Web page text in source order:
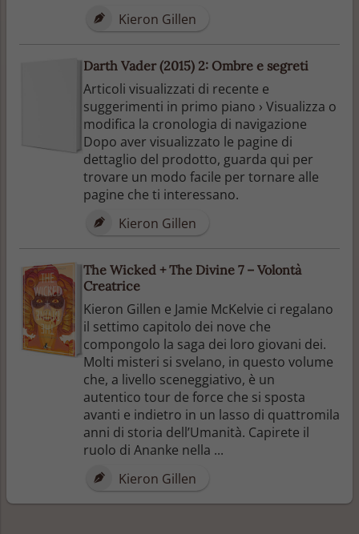
Kieron Gillen
Darth Vader (2015) 2: Ombre e segreti
Articoli visualizzati di recente e
suggerimenti in primo piano › Visualizza o
modifica la cronologia di navigazione
Dopo aver visualizzato le pagine di
dettaglio del prodotto, guarda qui per
trovare un modo facile per tornare alle
pagine che ti interessano.
Kieron Gillen
The Wicked + The Divine 7 – Volontà
Creatrice
Kieron Gillen e Jamie McKelvie ci regalano
il settimo capitolo dei nove che
compongolo la saga dei loro giovani dei.
Molti misteri si svelano, in questo volume
che, a livello sceneggiativo, è un
autentico tour de force che si sposta
avanti e indietro in un lasso di quattromila
anni di storia dell’Umanità. Capirete il
ruolo di Ananke nella ...
Kieron Gillen